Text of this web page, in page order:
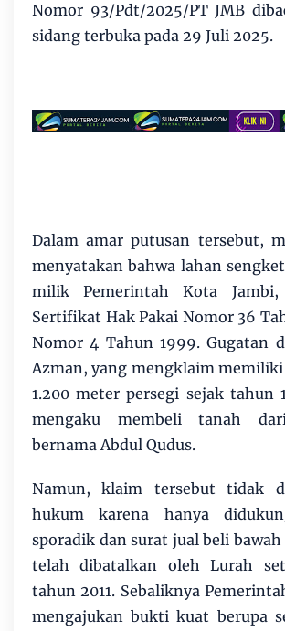
Nomor 93/Pdt/2025/PT JMB
sidang terbuka pada 29 Juli 2025.
Dalam amar putusan tersebut,
menyatakan bahwa lahan
milik Pemerintah Kota Jambi,
Sertifikat Hak Pakai Nomor 36
Nomor 4 Tahun 1999. Gugatan
Azman, yang mengklaim memiliki
1.200 meter persegi sejak tahun
mengaku membeli tanah
bernama Abdul Qudus.
Namun, klaim tersebut tidak
hukum karena hanya
sporadik dan surat jual beli
telah dibatalkan oleh Lurah
tahun 2011. Sebaliknya
mengajukan bukti kuat berupa